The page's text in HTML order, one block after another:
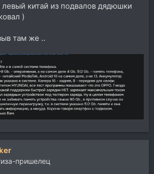
китай из подвалов дядюшки
)
там же ..
пришелец